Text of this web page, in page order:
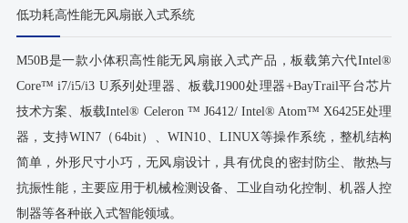
低功耗高性能无风扇嵌入式系统
M50B是一款小体积高性能无风扇嵌入式产品，板载第六代Intel®
Core™ i7/i5/i3 U系列处理器、板载J1900处理器+BayTrail平台芯片
技术方案、板载Intel® Celeron ™ J6412/ Intel® Atom™ X6425E处理
器，支持WIN7（64bit）、WIN10、LINUX等操作系统，整机结构
简单，外形尺寸小巧，无风扇设计，具有优良的密封防尘、散热与
抗振性能，主要应用于机械检测设备、工业自动化控制、机器人控
制器等各种嵌入式智能领域。